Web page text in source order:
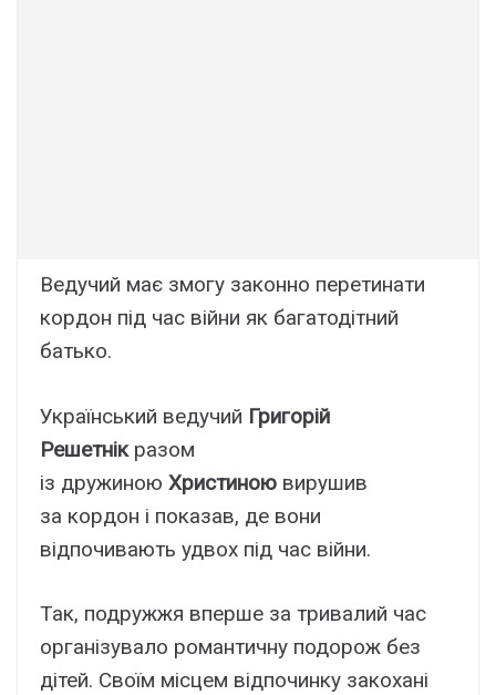
Ведучий має змогу законно перетинати
кордон під час війни як багатодітний
батько.
Український ведучий Григорій
Решетнікразом
із дружиною Христиною вирушив
за кордон і показав, де вони
відпочивають удвох під час війни.
Так, подружжя вперше за тривалий час
організувало романтичну подорож без
дітей. Своїм місцем відпочинку закохані